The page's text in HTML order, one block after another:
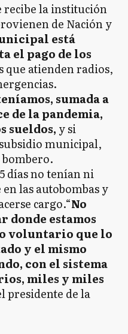
recibe la institución
de Nación y
está
el pago de los
que atienden radios,
sumada a
de la pandemia,
sueldos, y si
municipal,
días no tenían ni
las autobombas y
cargo.“No
donde estamos
voluntario que lo
y el mismo
con el sistema
miles y miles
presidente de la